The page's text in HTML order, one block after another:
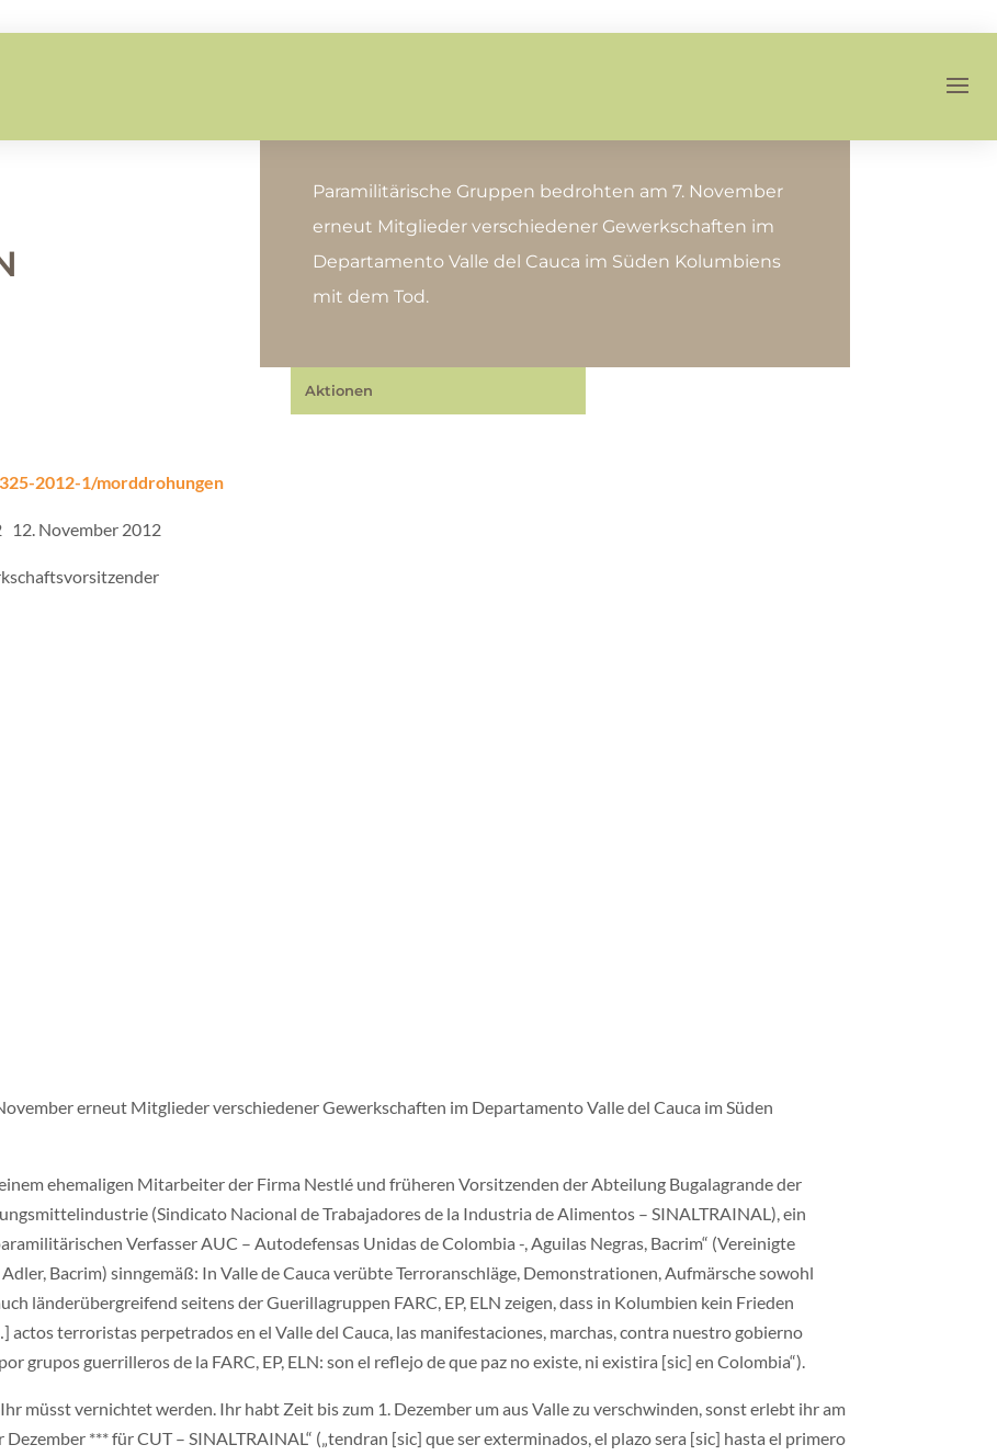
Paramilitärische Gruppen bedrohten am 7. November
erneut Mitglieder verschiedener Gewerkschaften im
Departamento Valle del Cauca im Süden Kolumbiens
mit dem Tod.
Aktionen
2012-1/morddrohungen
November 2012
erneut Mitglieder verschiedener Gewerkschaften im Departamento Valle del Cauca im Süden
ehemaligen Mitarbeiter der Firma Nestlé und früheren Vorsitzenden der Abteilung Bugalagrande der
(Sindicato Nacional de Trabajadores de la Industria de Alimentos – SINALTRAINAL), ein
Verfasser AUC – Autodefensas Unidas de Colombia -, Aguilas Negras, Bacrim“ (Vereinigte
Bacrim) sinngemäß: In Valle de Cauca verübte Terroranschläge, Demonstrationen, Aufmärsche sowohl
länderübergreifend seitens der Guerillagruppen FARC, EP, ELN zeigen, dass in Kolumbien kein Frieden
terroristas perpetrados en el Valle del Cauca, las manifestaciones, marchas, contra nuestro gobierno
grupos guerrilleros de la FARC, EP, ELN: son el reflejo de que paz no existe, ni existira [sic] en Colombia“).
müsst vernichtet werden. Ihr habt Zeit bis zum 1. Dezember um aus Valle zu verschwinden, sonst erlebt ihr am
*** für CUT – SINALTRAINAL“ („tendran [sic] que ser exterminados, el plazo sera [sic] hasta el primero